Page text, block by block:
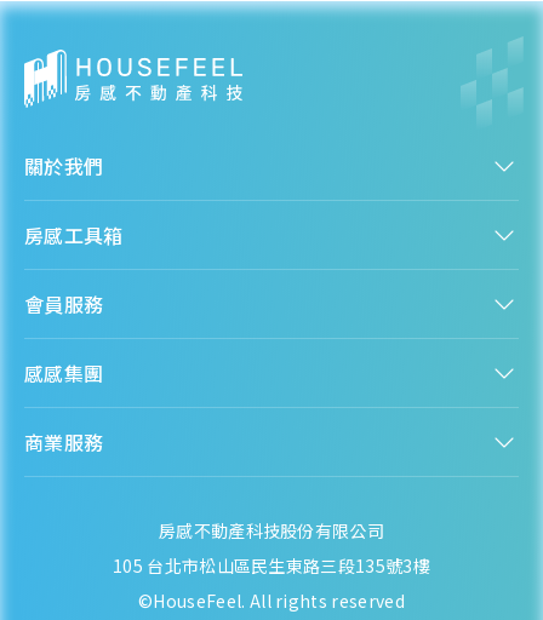
關於我們
人才招募
隱私政策
資訊安全政策
聯絡我們
房感工具箱
購屋能力試算
熱門區域分析
房產知識庫
會員服務
會員專區
感感集團
房感 HouseFeel
檬檬商城 Lemongrocery
商業服務
房感不動產科技股份有限公司
105 台北市松山區民生東路三段135號3樓
©HouseFeel. All rights reserved